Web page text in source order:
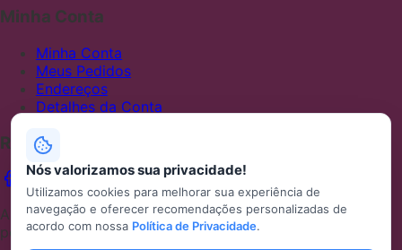
Minha Conta
Minha Conta
Meus Pedidos
Endereços
Detalhes da Conta
Redes Sociais
ABCFRALDAS — Uma loja Mercado Shops desenvolvida
por Metaminds Studio inspirada em WooCommerce.
Nós valorizamos sua privacidade!
Utilizamos cookies para melhorar sua experiência de
navegação e oferecer recomendações personalizadas de
acordo com nossa Política de Privacidade.